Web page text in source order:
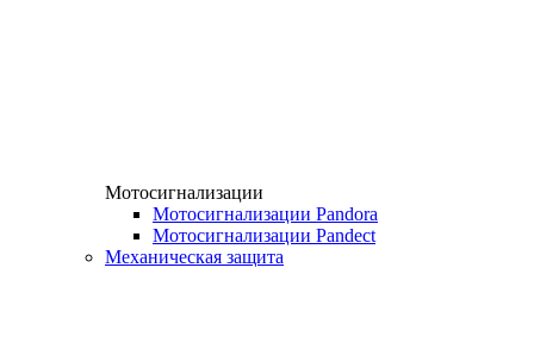
Мотосигнализации
Мотосигнализации Pandora
Мотосигнализации Pandect
Механическая защита